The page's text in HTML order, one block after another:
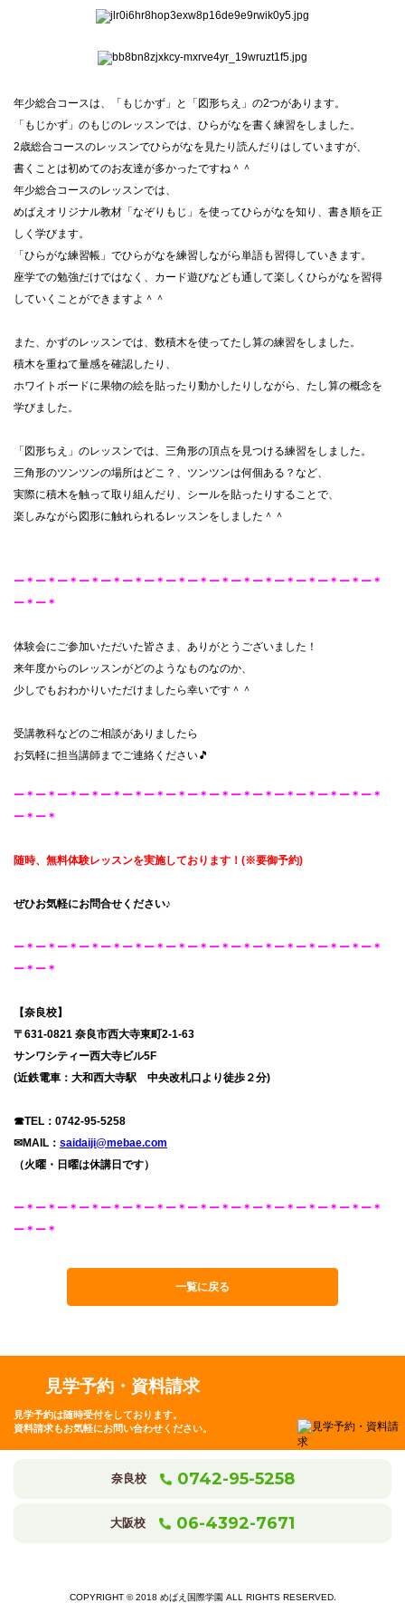
年少総合コースは、「もじかず」と「図形ちえ」の2つがあります。
「もじかず」のもじのレッスンでは、ひらがなを書く練習をしました。
2歳総合コースのレッスンでひらがなを見たり読んだりはしていますが、
書くことは初めてのお友達が多かったですね＾＾
年少総合コースのレッスンでは、
めばえオリジナル教材「なぞりもじ」を使ってひらがなを知り、書き順を正
しく学びます。
「ひらがな練習帳」でひらがなを練習しながら単語も習得していきます。
座学での勉強だけではなく、カード遊びなども通して楽しくひらがなを習得
していくことができますよ＾＾
また、かずのレッスンでは、数積木を使ってたし算の練習をしました。
積木を重ねて量感を確認したり、
ホワイトボードに果物の絵を貼ったり動かしたりしながら、たし算の概念を
学びました。
「図形ちえ」のレッスンでは、三角形の頂点を見つける練習をしました。
三角形のツンツンの場所はどこ？、ツンツンは何個ある？など、
実際に積木を触って取り組んだり、シールを貼ったりすることで、
楽しみながら図形に触れられるレッスンをしました＾＾
ー＊ー＊ー＊ー＊ー＊ー＊ー＊ー＊ー＊ー＊ー＊ー＊ー＊ー＊ー＊ー＊ー＊
ー＊ー＊
体験会にご参加いただいた皆さま、ありがとうございました！
来年度からのレッスンがどのようなものなのか、
少しでもおわかりいただけましたら幸いです＾＾
受講教科などのご相談がありましたら
お気軽に担当講師までご連絡ください🎵
ー＊ー＊ー＊ー＊ー＊ー＊ー＊ー＊ー＊ー＊ー＊ー＊ー＊ー＊ー＊ー＊ー＊
ー＊ー＊
随時、無料体験レッスンを実施しております！ (※要御予約)
ぜひお気軽にお問合せください♪
ー＊ー＊ー＊ー＊ー＊ー＊ー＊ー＊ー＊ー＊ー＊ー＊ー＊ー＊ー＊ー＊ー＊
ー＊ー＊
【奈良校】
〒631-0821 奈良市西大寺東町2-1-63
サンワシティー西大寺ビル5F
(近鉄電車：大和西大寺駅 中央改札口より徒歩２分)
☎TEL： 0742-95-5258
✉MAIL： saidaiji@mebae.com
（火曜・日曜は休講日です）
ー＊ー＊ー＊ー＊ー＊ー＊ー＊ー＊ー＊ー＊ー＊ー＊ー＊ー＊ー＊ー＊ー＊
ー＊ー＊
一覧に戻る
見学予約・資料請求
見学予約は随時受付をしております。
資料請求もお気軽にお問い合わせください。
奈良校 0742-95-5258
大阪校 06-4392-7671
COPYRIGHT © 2018 めばえ国際学園 ALL RIGHTS RESERVED.